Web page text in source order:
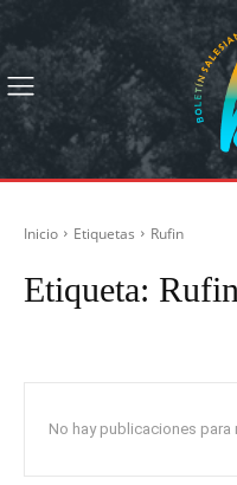
Inicio Etiquetas Rufin
Etiqueta: Rufin
No hay publicaciones para